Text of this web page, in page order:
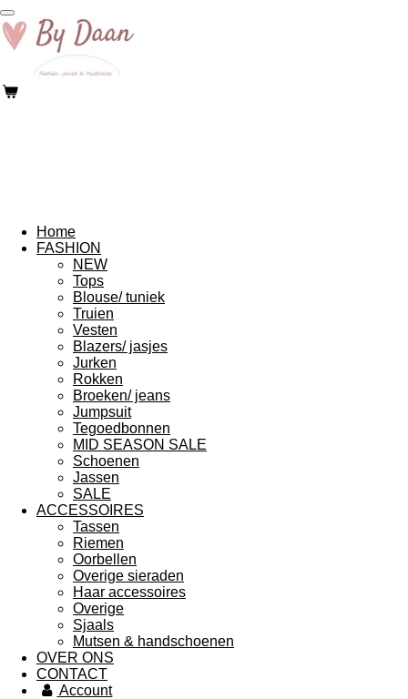
Ga
direct
naar
Home
FASHION
NEW
Tops
Blouse/ tuniek
Truien
Vesten
Blazers/ jasjes
Jurken
Rokken
Broeken/ jeans
Jumpsuit
Tegoedbonnen
MID SEASON SALE
Schoenen
Jassen
SALE
ACCESSOIRES
Tassen
Riemen
Oorbellen
Overige sieraden
Haar accessoires
Overige
Sjaals
Mutsen & handschoenen
OVER ONS
CONTACT
Account